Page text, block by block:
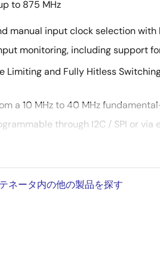
to 875 MHz
manual input clock selection
monitoring, including support
Limiting and Fully Hitless
a 10 MHz to 40 MHz
through I2C / SPI or via
“Boot from EEPROM”
Timing Commander Software
ネータ内の他の製品を探す